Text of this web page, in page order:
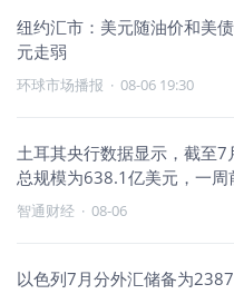
纽约汇市：美元随油价和美
元走弱
环球市场播报 · 08-06 19:30
土耳其央行数据显示，截至
总规模为638.1亿美元，一周
智通财经 · 08-06
以色列7月分外汇储备为